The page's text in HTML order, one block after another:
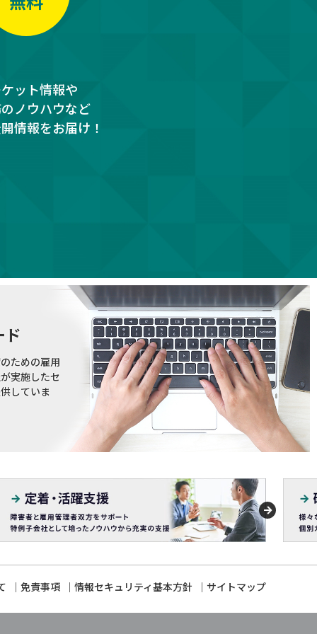
ット情報や
ノウハウなど
情報をお届け！
ド
ための雇用
実施したセ
していま
免責事項 情報セキュリティ基本方針 サイトマップ